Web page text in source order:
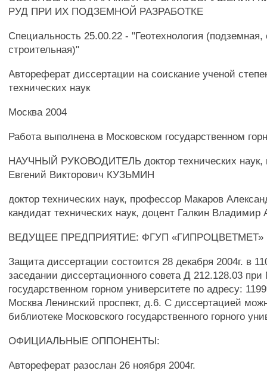
РУД ПРИ ИХ ПОДЗЕМНОЙ РАЗРАБОТКЕ
Специальность 25.00.22 - "Геотехнология (подземная,
строительная)"
Автореферат диссертации на соискание ученой
технических наук
Москва 2004
Работа выполнена в Московском государственном
НАУЧНЫЙ РУКОВОДИТЕЛЬ доктор технических наук,
Евгений Викторович КУЗЬМИН
доктор технических наук, профессор Макаров
кандидат технических наук, доцент Галкин Владимир
ВЕДУЩЕЕ ПРЕДПРИЯТИЕ: ФГУП «ГИПРОЦВЕТМЕТ»
Защита диссертации состоится 28 декабря 2004г. в
заседании диссертационного совета Д 212.128.03
государственном горном университете по адресу:
Москва Ленинский проспект, д.6. С диссертацией
библиотеке Московского государственного горного
ОФИЦИАЛЬНЫЕ ОППОНЕНТЫ:
Автореферат разослан 26 ноября 2004г.